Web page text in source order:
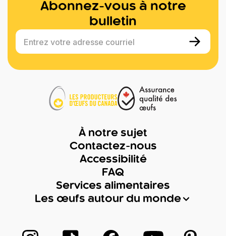
Abonnez-vous à notre
bulletin
Entrez votre adresse courriel
À notre sujet
Contactez-nous
Accessibilité
FAQ
Services alimentaires
Les œufs autour du monde